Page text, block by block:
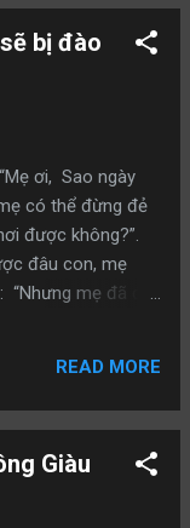
trở nên khát
ngôi nhà của
nhà bước ra,
lát, tôi sẽ mang
thủy ngồi đợi
quay trở lại, ông
chuyện gì xảy ra?
bưng theo một
bị đào
ơi, Sao ngày
có thể đừng đẻ
được không?”.
đâu con, mẹ
mẹ đã đẻ
cổ. Một ngày
gà để ăn”. Bạn
READ MORE
Giàu